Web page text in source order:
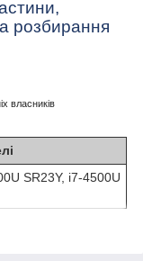
розбирання
власників
SR23Y, i7-4500U